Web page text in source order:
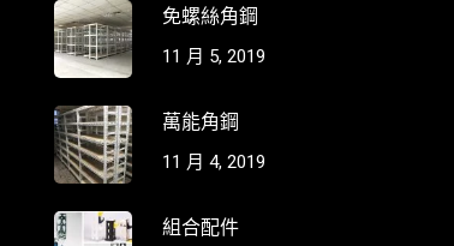
免螺絲角鋼
11 月 5, 2019
萬能角鋼
11 月 4, 2019
組合配件